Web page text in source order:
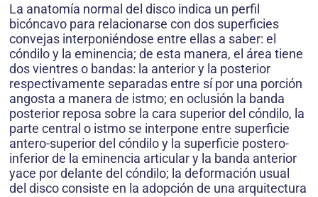
La anatomía normal del disco indica un perfil
bicóncavo para relacionarse con dos superficies
convejas interponiéndose entre ellas a saber: el
cóndilo y la eminencia; de esta manera, el área tiene
dos vientres o bandas: la anterior y la posterior
respectivamente separadas entre sí por una porción
angosta a manera de istmo; en oclusión la banda
posterior reposa sobre la cara superior del cóndilo, la
parte central o istmo se interpone entre superficie
antero-superior del cóndilo y la superficie postero-
inferior de la eminencia articular y la banda anterior
yace por delante del cóndilo; la deformación usual
del disco consiste en la adopción de una arquitectura